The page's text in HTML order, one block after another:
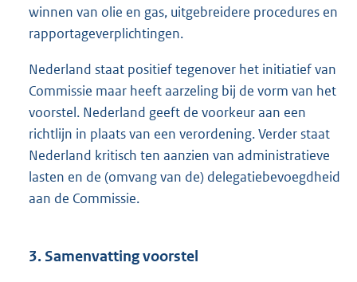
winnen van olie en gas, uitgebreidere procedures en
rapportageverplichtingen.
Nederland staat positief tegenover het initiatief van
Commissie maar heeft aarzeling bij de vorm van het
voorstel. Nederland geeft de voorkeur aan een
richtlijn in plaats van een verordening. Verder staat
Nederland kritisch ten aanzien van administratieve
lasten en de (omvang van de) delegatiebevoegdheid
aan de Commissie.
3. Samenvatting voorstel